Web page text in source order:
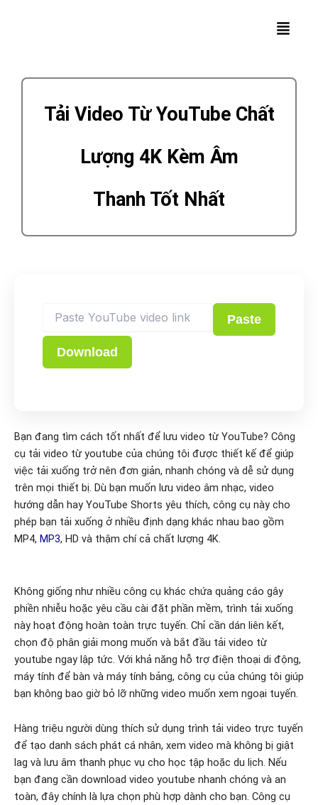
Menu
Tải Video Từ YouTube Chất
Lượng 4K Kèm Âm
Thanh Tốt Nhất
Paste
Download
Bạn đang tìm cách tốt nhất để lưu video từ YouTube? Công
cụ tải video từ youtube của chúng tôi được thiết kế để giúp
việc tải xuống trở nên đơn giản, nhanh chóng và dễ sử dụng
trên mọi thiết bị. Dù bạn muốn lưu video âm nhạc, video
hướng dẫn hay YouTube Shorts yêu thích, công cụ này cho
phép bạn tải xuống ở nhiều định dạng khác nhau bao gồm
MP4, MP3, HD và thậm chí cả chất lượng 4K.
Không giống như nhiều công cụ khác chứa quảng cáo gây
phiền nhiễu hoặc yêu cầu cài đặt phần mềm, trình tải xuống
này hoạt động hoàn toàn trực tuyến. Chỉ cần dán liên kết,
chọn độ phân giải mong muốn và bắt đầu tải video từ
youtube ngay lập tức. Với khả năng hỗ trợ điện thoại di động,
máy tính để bàn và máy tính bảng, công cụ của chúng tôi giúp
bạn không bao giờ bỏ lỡ những video muốn xem ngoại tuyến.
Hàng triệu người dùng thích sử dụng trình tải video trực tuyến
để tạo danh sách phát cá nhân, xem video mà không bị giật
lag và lưu âm thanh phục vụ cho học tập hoặc du lịch. Nếu
bạn đang cần download video youtube nhanh chóng và an
toàn, đây chính là lựa chọn phù hợp dành cho bạn. Công cụ